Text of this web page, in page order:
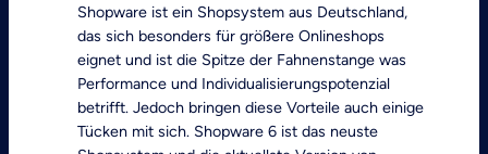
Shopware ist ein Shopsystem aus Deutschland,
das sich besonders für größere Onlineshops
eignet und ist die Spitze der Fahnenstange was
Performance und Individualisierungspotenzial
betrifft. Jedoch bringen diese Vorteile auch einige
Tücken mit sich. Shopware 6 ist das neuste